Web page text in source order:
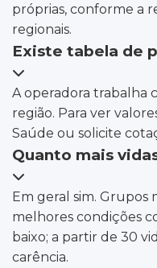
próprias, conforme a
regionais.
Existe tabela de
A operadora trabalha
região. Para ver
Saúde ou solicite
Quanto mais
Em geral sim. Grupos
melhores condições
baixo; a partir de 30
carência.